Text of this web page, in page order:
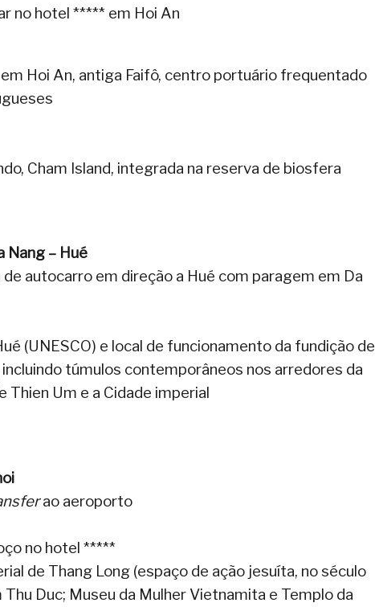
no hotel ***** em Hoi An
Hoi An, antiga Faifô, centro portuário frequentado
Cham Island, integrada na reserva de biosfera
Nang – Hué
autocarro em direção a Hué com paragem em Da
(UNESCO) e local de funcionamento da fundição de
incluindo túmulos contemporâneos nos arredores da
Thien Um e a Cidade imperial
ao aeroporto
no hotel *****
de Thang Long (espaço de ação jesuíta, no século
Duc; Museu da Mulher Vietnamita e Templo da